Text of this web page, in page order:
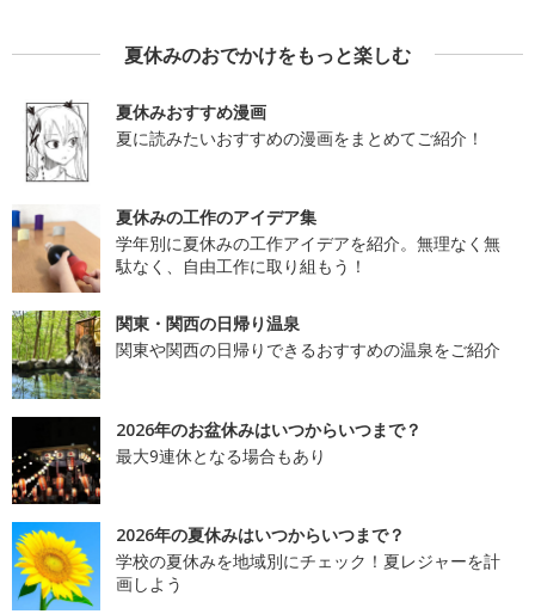
夏休みのおでかけをもっと楽しむ
夏休みおすすめ漫画
夏に読みたいおすすめの漫画をまとめてご紹介！
夏休みの工作のアイデア集
学年別に夏休みの工作アイデアを紹介。無理なく無
駄なく、自由工作に取り組もう！
関東・関西の日帰り温泉
関東や関西の日帰りできるおすすめの温泉をご紹介
2026年のお盆休みはいつからいつまで？
最大9連休となる場合もあり
2026年の夏休みはいつからいつまで？
学校の夏休みを地域別にチェック！夏レジャーを計
画しよう